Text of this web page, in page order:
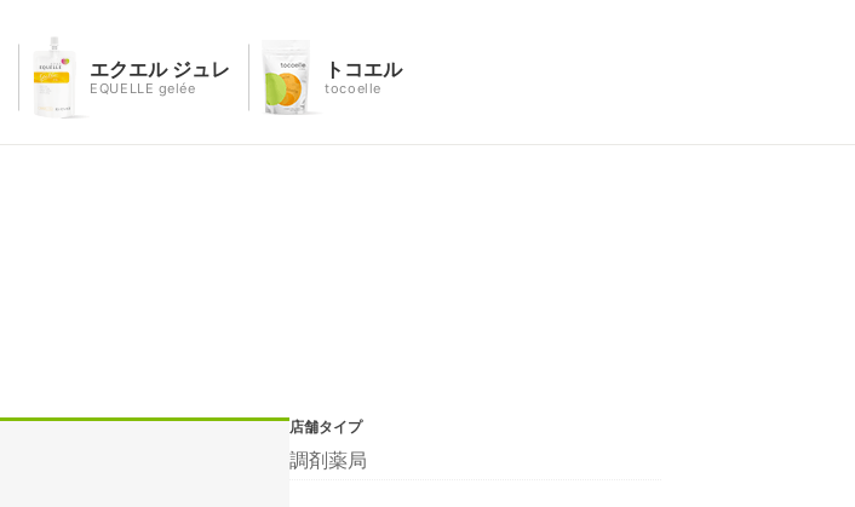
エクエル ジュレ
EQUELLE gelée
トコエル
tocoelle
店舗タイプ
調剤薬局